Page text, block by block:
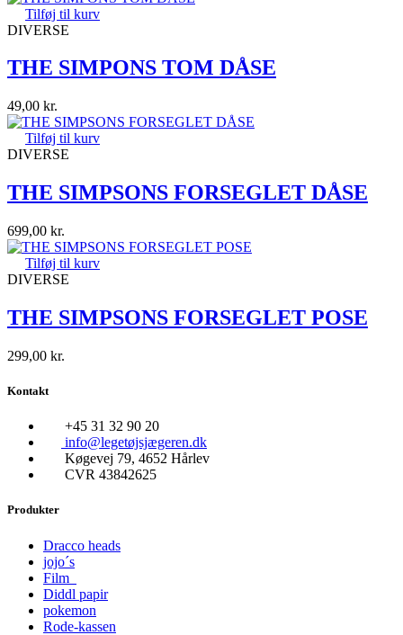
Tilføj til kurv
DIVERSE
THE SIMPONS TOM DÅSE
49,00 kr.
Tilføj til kurv
DIVERSE
THE SIMPSONS FORSEGLET DÅSE
699,00 kr.
Tilføj til kurv
DIVERSE
THE SIMPSONS FORSEGLET POSE
299,00 kr.
Kontakt
+45 31 32 90 20
info@legetøjsjægeren.dk
Køgevej 79, 4652 Hårlev
CVR 43842625
Produkter
Dracco heads
jojo´s
Film
Diddl papir
pokemon
Rode-kassen